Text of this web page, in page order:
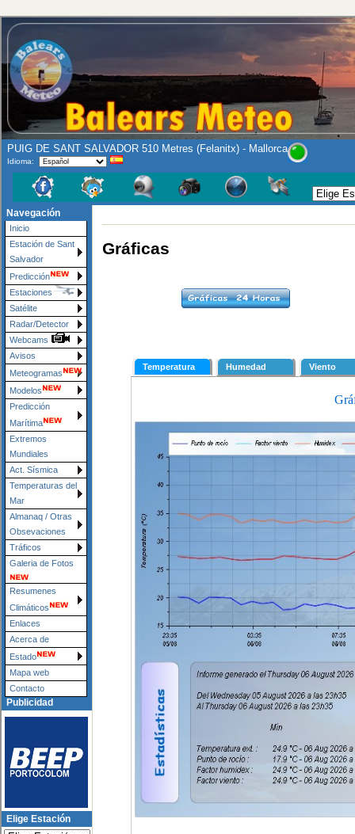
PUIG DE SANT SALVADOR 510 Metres (Felanitx) - Mallorca
Idioma:
Navegación
Inicio
Estación de Sant
Salvador
Predicción
Estaciones
Satélite
Radar/Detector
Webcams
Avisos
Meteogramas
Modelos
Predicción
Marítima
Extremos
Mundiales
Act. Sísmica
Temperaturas del
Mar
Almanaq / Otras
Obsevaciones
Tráficos
Galeria de Fotos
Resumenes
Climáticos
Enlaces
Acerca de
Estado
Mapa web
Contacto
Publicidad
Elige Estación
Gráficas